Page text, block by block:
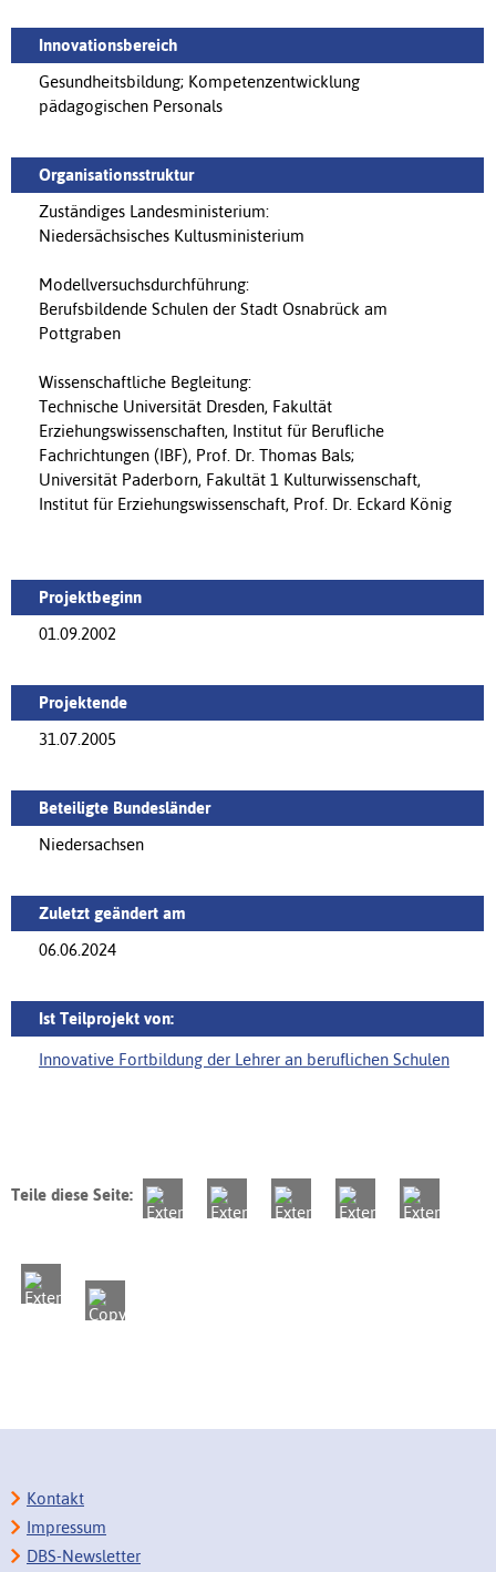
Innovationsbereich
Gesundheitsbildung; Kompetenzentwicklung
pädagogischen Personals
Organisationsstruktur
Zuständiges Landesministerium:
Niedersächsisches Kultusministerium
Modellversuchsdurchführung:
Berufsbildende Schulen der Stadt Osnabrück am
Pottgraben
Wissenschaftliche Begleitung:
Technische Universität Dresden, Fakultät
Erziehungswissenschaften, Institut für Berufliche
Fachrichtungen (IBF), Prof. Dr. Thomas Bals;
Universität Paderborn, Fakultät 1 Kulturwissenschaft,
Institut für Erziehungswissenschaft, Prof. Dr. Eckard König
Projektbeginn
01.09.2002
Projektende
31.07.2005
Beteiligte Bundesländer
Niedersachsen
Zuletzt geändert am
06.06.2024
Ist Teilprojekt von:
Innovative Fortbildung der Lehrer an beruflichen Schulen
Teile diese Seite:
Kontakt
Impressum
DBS-Newsletter